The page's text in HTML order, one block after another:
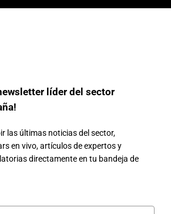
líder del sector
las últimas noticias del sector,
en vivo, artículos de expertos y
directamente en tu bandeja de